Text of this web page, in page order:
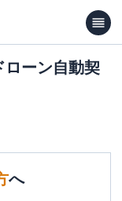
ローン自動契
へ